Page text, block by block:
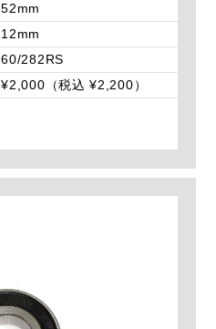
52mm
12mm
60/282RS
¥2,000（税込 ¥2,200）